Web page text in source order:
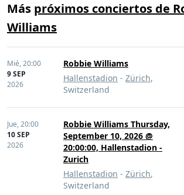
Más próximos conciertos de
Williams
Mié,20:00
9 SEP
2026
Robbie Williams
Hallenstadion - Zürich,
Switzerland
Jue,20:00
10 SEP
2026
Robbie Williams Thursday,
September 10, 2026 @
20:00:00, Hallenstadion -
Zurich
Hallenstadion - Zürich,
Switzerland